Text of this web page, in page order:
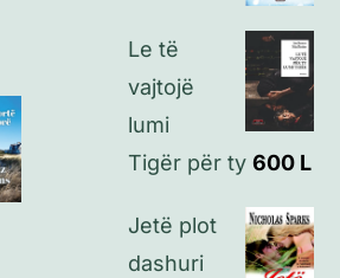
Kontakt
Le të
vajtojë
lumi
Tigër për ty 600 L
Jetë plot
dashuri